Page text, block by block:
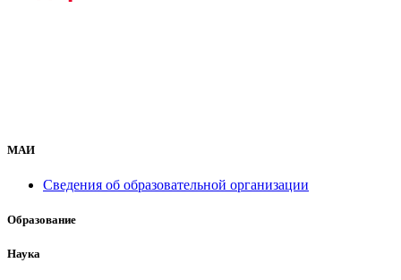
МАИ
Сведения об образовательной организации
Образование
Наука